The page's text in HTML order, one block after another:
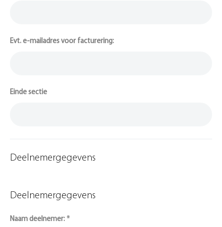
Evt. e-mailadres voor facturering:
Einde sectie
Deelnemergegevens
Deelnemergegevens
Naam deelnemer: *